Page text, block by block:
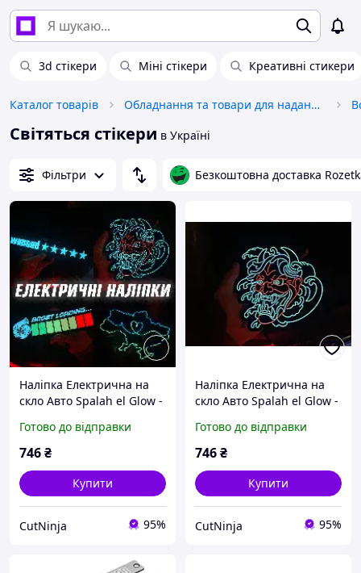
3d стікери Міні стікери Креативні стикери
Каталог товарів Обладнання та товари для надання послуг
Світяться стікери в Україні
Фільтри Безкоштовна доставка
Наліпка Електрична на
скло Авто Spalah el Glow -
режимів горіння з
анімацією!
Готово до відправки
746₴
Купити
CutNinja 95%
Наліпка Електрична на
скло Авто Spalah el Glow -
режимів горіння з
анімацією!
Готово до відправки
746₴
Купити
CutNinja 95%